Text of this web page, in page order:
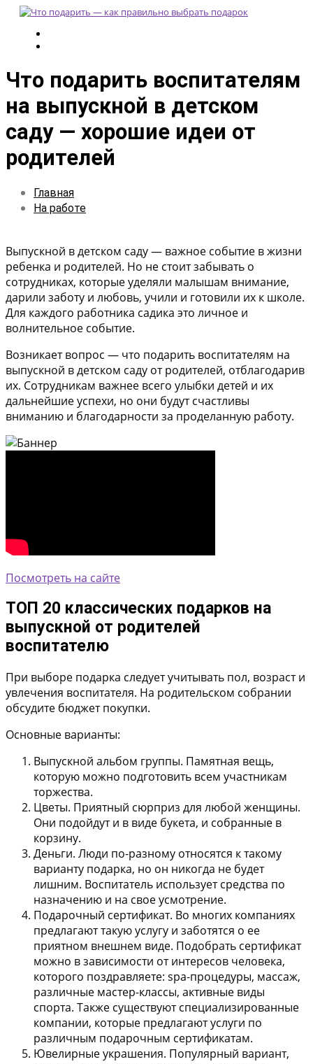
Что подарить воспитателям
на выпускной в детском
саду — хорошие идеи от
родителей
Главная
На работе
Выпускной в детском саду — важное событие в жизни
ребенка и родителей. Но не стоит забывать о
сотрудниках, которые уделяли малышам внимание,
дарили заботу и любовь, учили и готовили их к школе.
Для каждого работника садика это личное и
волнительное событие.
Возникает вопрос — что подарить воспитателям на
выпускной в детском саду от родителей, отблагодарив
их. Сотрудникам важнее всего улыбки детей и их
дальнейшие успехи, но они будут счастливы
вниманию и благодарности за проделанную работу.
Посмотреть на сайте
ТОП 20 классических подарков на
выпускной от родителей
воспитателю
При выборе подарка следует учитывать пол, возраст и
увлечения воспитателя. На родительском собрании
обсудите бюджет покупки.
Основные варианты:
Выпускной альбом группы. Памятная вещь,
которую можно подготовить всем участникам
торжества.
Цветы. Приятный сюрприз для любой женщины.
Они подойдут и в виде букета, и собранные в
корзину.
Деньги. Люди по-разному относятся к такому
варианту подарка, но он никогда не будет
лишним. Воспитатель использует средства по
назначению и на свое усмотрение.
Подарочный сертификат. Во многих компаниях
предлагают такую услугу и заботятся о ее
приятном внешнем виде. Подобрать сертификат
можно в зависимости от интересов человека,
которого поздравляете: spa-процедуры, массаж,
различные мастер-классы, активные виды
спорта. Также существуют специализированные
компании, которые предлагают услуги по
различным подарочным сертификатам.
Ювелирные украшения. Популярный вариант,